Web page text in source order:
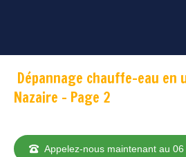
Dépannage chauffe-eau en
Nazaire - Page 2
Appelez-nous maintenant au